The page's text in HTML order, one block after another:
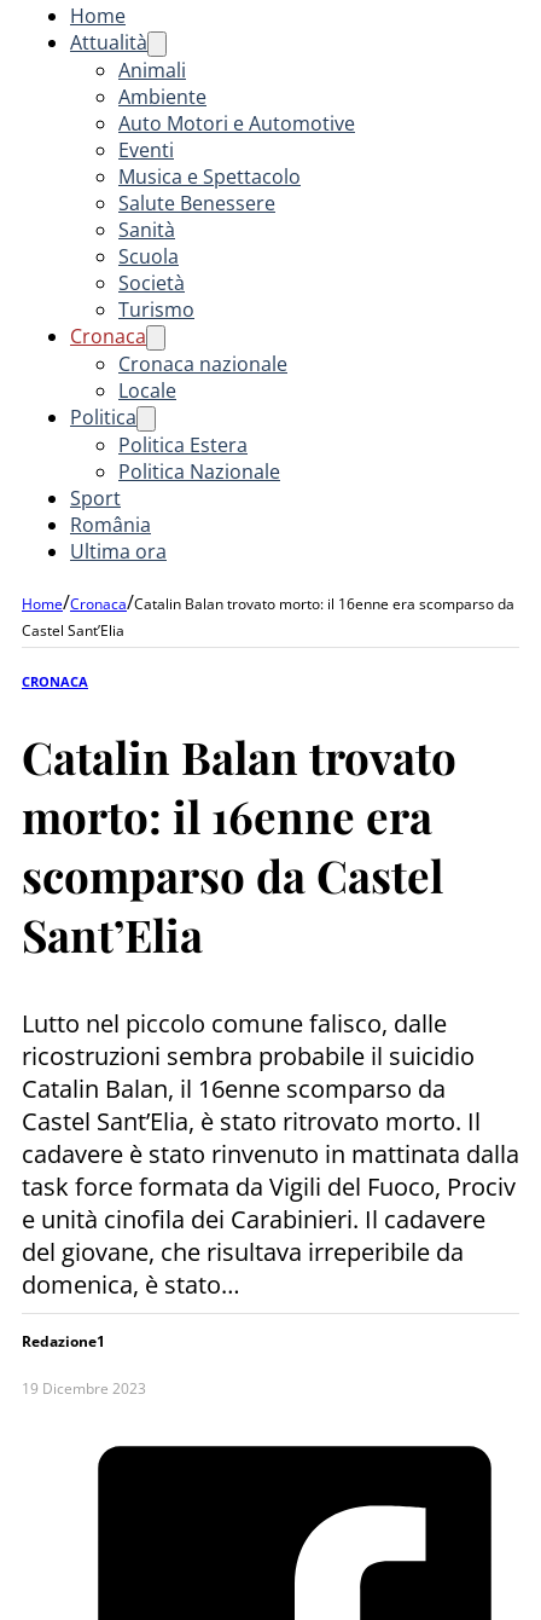
Home
Attualità
Animali
Ambiente
Auto Motori e Automotive
Eventi
Musica e Spettacolo
Salute Benessere
Sanità
Scuola
Società
Turismo
Cronaca
Cronaca nazionale
Locale
Politica
Politica Estera
Politica Nazionale
Sport
România
Ultima ora
Home/Cronaca/Catalin Balan trovato morto: il 16enne era scomparso da
Castel Sant’Elia
CRONACA
Catalin Balan trovato
morto: il 16enne era
scomparso da Castel
Sant’Elia
Lutto nel piccolo comune falisco, dalle
ricostruzioni sembra probabile il suicidio
Catalin Balan, il 16enne scomparso da
Castel Sant’Elia, è stato ritrovato morto. Il
cadavere è stato rinvenuto in mattinata dalla
task force formata da Vigili del Fuoco, Prociv
e unità cinofila dei Carabinieri. Il cadavere
del giovane, che risultava irreperibile da
domenica, è stato…
Redazione1
19 Dicembre 2023